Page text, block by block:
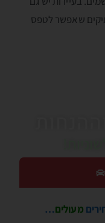
שאפשר לטפס
מעולים…